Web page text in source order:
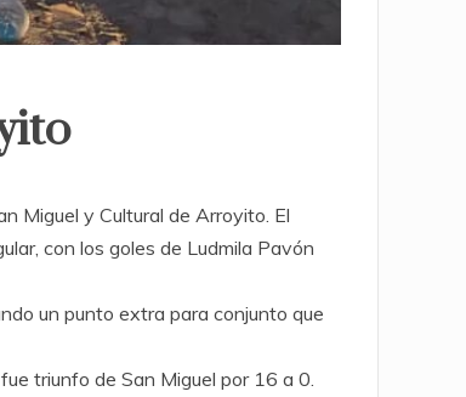
Miguel y Cultural de Arroyito. El
con los goles de Ludmila Pavón
un punto extra para conjunto que
triunfo de San Miguel por 16 a 0.